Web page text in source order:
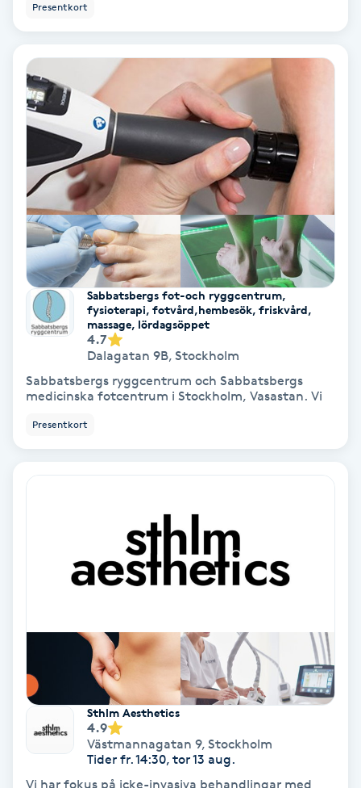
Coachning
Color correction
Cryoterapi
Damklippning
Dermapen
Diamantslipning
Enzympeeling
Extensions
Extensions borttagning
Eyeliner-tatuering
Faceliftmassage
Fet hårbotten
Fettreducering
Fibromassage
Presentkort
Sabbatsbergs fot-och ryggcentrum,
fysioterapi, fotvård,hembesök, friskvård,
massage, lördagsöppet
4.7
Dalagatan 9B, Stockholm
Sabbatsbergs ryggcentrum och Sabbatsbergs
medicinska fotcentrum i Stockholm, Vasastan. Vi
Presentkort
Sthlm Aesthetics
4.9
Västmannagatan 9, Stockholm
Tider fr. 14:30, tor 13 aug.
Vi har fokus på icke-invasiva behandlingar med